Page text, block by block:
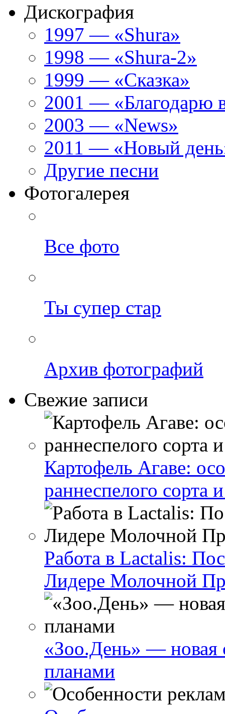
Дискография
1997 — «Shura»
1998 — «Shura-2»
1999 — «Сказка»
2001 — «Благодарю
2003 — «News»
2011 — «Новый
Другие песни
Фотогалерея
Все фото
Ты супер стар
Архив фотографий
Свежие записи
Картофель Агаве:
раннеспелого сорта
Работа в Lactalis:
Лидере Молочной
«Зоо.День» — новая
планами